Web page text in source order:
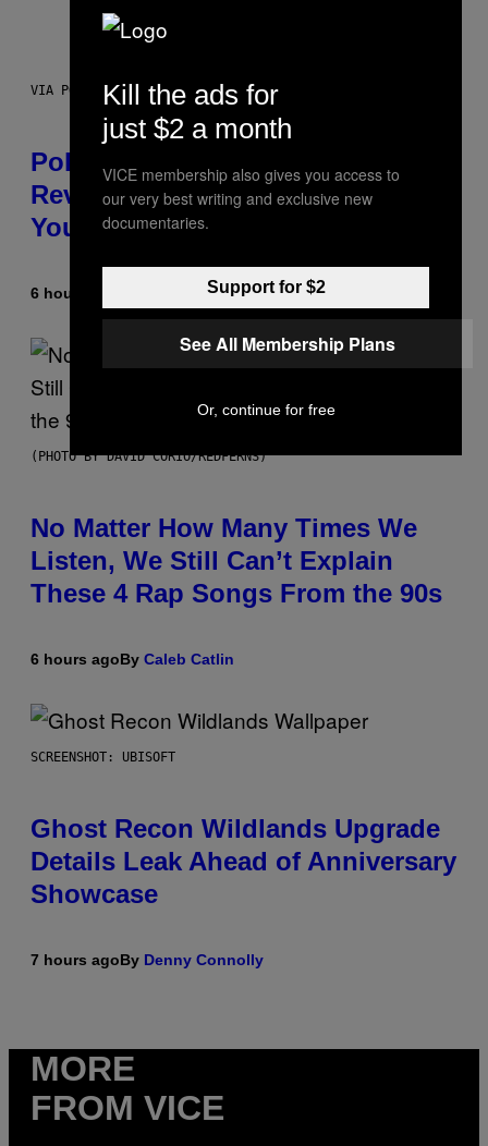
VIA POKEMON/ADIDAS/NINTENDO
Pokemon and Adidas Just
Revealed 12 New Sneakers For
You to Catch
6 hours ago Sam Watanuki| Reviewed by
(PHOTO BY DAVID CORIO/REDFERNS)
No Matter How Many Times We
Listen, We Still Can’t Explain
These 4 Rap Songs From the 90s
6 hours agoBy Caleb Catlin
SCREENSHOT: UBISOFT
Ghost Recon Wildlands Upgrade
Details Leak Ahead of Anniversary
Showcase
7 hours agoBy Denny Connolly
MORE
FROM VICE
Kill the ads for
just $2 a month
VICE membership also gives you access to
our very best writing and exclusive new
documentaries.
Support for $2
See All Membership Plans
Or, continue for free